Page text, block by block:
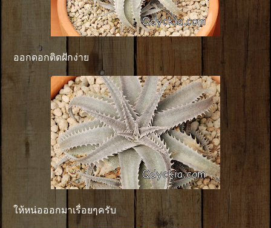
ออกดอกติดฝักง่าย
ให้หน่อออกมาเรื่อยๆครับ